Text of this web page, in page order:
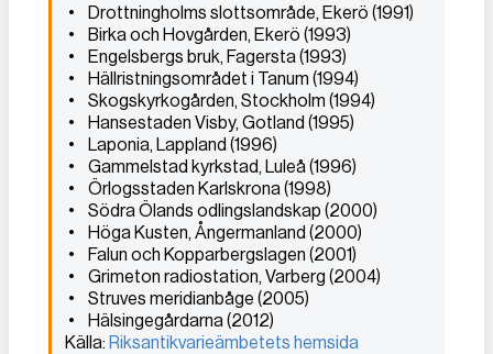
• Drottningholms slottsområde, Ekerö (1991)
• Birka och Hovgården, Ekerö (1993)
• Engelsbergs bruk, Fagersta (1993)
• Hällristningsområdet i Tanum (1994)
• Skogskyrkogården, Stockholm (1994)
• Hansestaden Visby, Gotland (1995)
• Laponia, Lappland (1996)
• Gammelstad kyrkstad, Luleå (1996)
• Örlogsstaden Karlskrona (1998)
• Södra Ölands odlingslandskap (2000)
• Höga Kusten, Ångermanland (2000)
• Falun och Kopparbergslagen (2001)
• Grimeton radiostation, Varberg (2004)
• Struves meridianbåge (2005)
• Hälsingegårdarna (2012)
Källa: Riksantikvarieämbetets hemsida